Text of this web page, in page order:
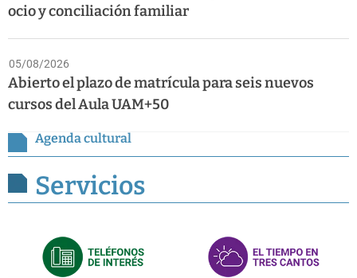
ocio y conciliación familiar
05/08/2026
Abierto el plazo de matrícula para seis nuevos
cursos del Aula UAM+50
Agenda cultural
Servicios